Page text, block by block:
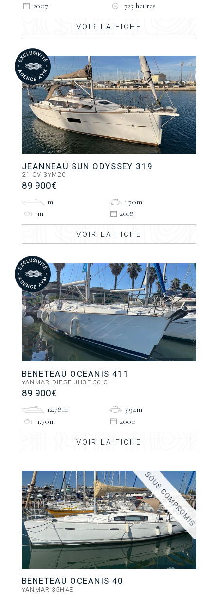
2007
725 heures
VOIR LA FICHE
JEANNEAU SUN ODYSSEY 319
21 CV 3YM20
89 900€
m
1.70m
m
2018
VOIR LA FICHE
BENETEAU OCEANIS 411
YANMAR DIESE JH3E 56 C
89 900€
12.78m
3.94m
1.70m
2000
VOIR LA FICHE
BENETEAU OCEANIS 40
YANMAR 35H4E